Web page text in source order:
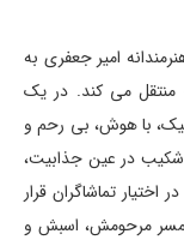
امیر جعفری به
می کند. در یک
با هوش، بی رحم و
در عین جذابیت،
تماشاگران قرار
مرحومش، اسبش و